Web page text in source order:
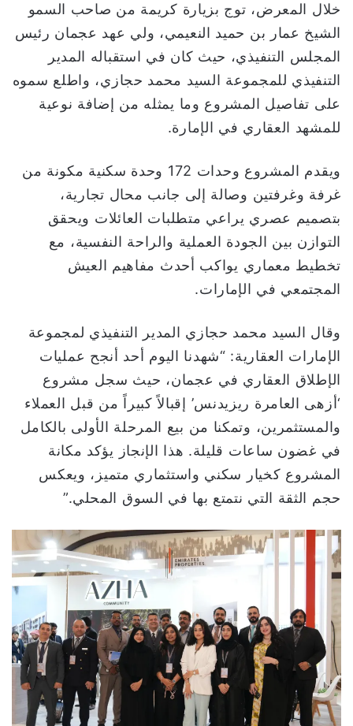
خلال المعرض، توج بزيارة كريمة من صاحب السمو
الشيخ عمار بن حميد النعيمي، ولي عهد عجمان رئيس
المجلس التنفيذي، حيث كان في استقباله المدير
التنفيذي للمجموعة السيد محمد حجازي، واطلع سموه
على تفاصيل المشروع وما يمثله من إضافة نوعية
للمشهد العقاري في الإمارة.
ويقدم المشروع وحدات 172 وحدة سكنية مكونة من
غرفة وغرفتين وصالة إلى جانب محال تجارية،
بتصميم عصري يراعي متطلبات العائلات ويحقق
التوازن بين الجودة العملية والراحة النفسية، مع
تخطيط معماري يواكب أحدث مفاهيم العيش
المجتمعي في الإمارات.
وقال السيد محمد حجازي المدير التنفيذي لمجموعة
الإمارات العقارية: “شهدنا اليوم أحد أنجح عمليات
الإطلاق العقاري في عجمان، حيث سجل مشروع
‘أزهى العامرة ريزيدنس’ إقبالاً كبيراً من قبل العملاء
والمستثمرين، وتمكنا من بيع المرحلة الأولى بالكامل
في غضون ساعات قليلة. هذا الإنجاز يؤكد مكانة
المشروع كخيار سكني واستثماري متميز، ويعكس
حجم الثقة التي نتمتع بها في السوق المحلي.”